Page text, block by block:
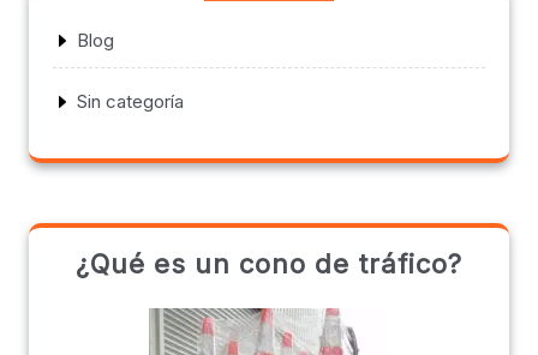
Blog
Sin categoría
¿Qué es un cono de tráfico?